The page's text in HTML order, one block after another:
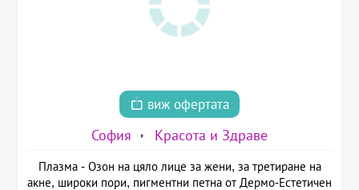
виж офертата
София Красота и Здраве
Плазма - Озон на цяло лице за жени, за третиране на
акне, широки пори, пигментни петна от Дермо-Естетичен